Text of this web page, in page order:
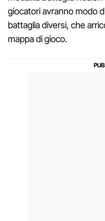
giocatori avranno modo
battaglia diversi, che
mappa di gioco.